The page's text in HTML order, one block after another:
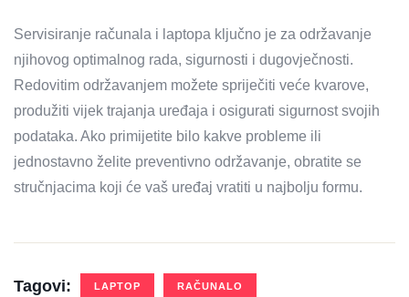
Servisiranje računala i laptopa ključno je za održavanje
njihovog optimalnog rada, sigurnosti i dugovječnosti.
Redovitim održavanjem možete spriječiti veće kvarove,
produžiti vijek trajanja uređaja i osigurati sigurnost svojih
podataka. Ako primijetite bilo kakve probleme ili
jednostavno želite preventivno održavanje, obratite se
stručnjacima koji će vaš uređaj vratiti u najbolju formu.
Tagovi: LAPTOP RAČUNALO